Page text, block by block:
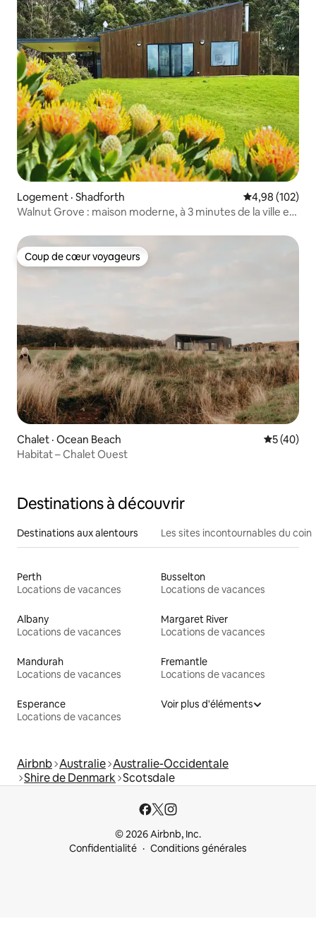
Logement · Shadforth Note
4,98 (102)
Walnut Grove : maison moderne, à 3 minutes de la ville et
Coup de cœur voyageurs
Coup de cœur voyageurs
Chalet · Ocean Beach Note
5 (40)
Habitat – Chalet Ouest
Destinations à découvrir
Destinations aux alentours Les sites incontournables du coin
Perth
Locations de vacances
Busselton
Locations de vacances
Albany
Locations de vacances
Margaret River
Locations de vacances
Mandurah
Locations de vacances
Fremantle
Locations de vacances
Esperance
Locations de vacances
Voir plus d'éléments
Airbnb Australie Australie-Occidentale
Shire de Denmark Scotsdale
© 2026 Airbnb, Inc.
Confidentialité
Conditions générales